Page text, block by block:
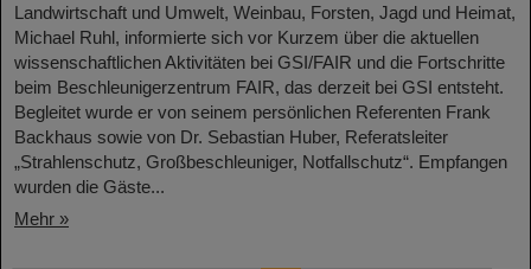
Landwirtschaft und Umwelt, Weinbau, Forsten, Jagd und Heimat,
Michael Ruhl, informierte sich vor Kurzem über die aktuellen
wissenschaftlichen Aktivitäten bei GSI/FAIR und die Fortschritte
beim Beschleunigerzentrum FAIR, das derzeit bei GSI entsteht.
Begleitet wurde er von seinem persönlichen Referenten Frank
Backhaus sowie von Dr. Sebastian Huber, Referatsleiter
„Strahlenschutz, Großbeschleuniger, Notfallschutz“. Empfangen
wurden die Gäste...
Mehr »